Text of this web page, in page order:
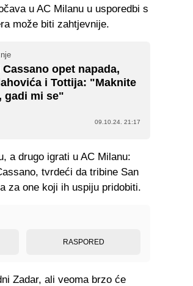
u AC Milanu u usporedbi s
može biti zahtjevnije.
opet napada,
i Tottija: "Maknite
gadi mi se"
09.10.24. 21:17
a drugo igrati u AC Milanu:
tvrdeći da tribine San
za one koji ih uspiju pridobiti.
RASPORED
Zadar, ali veoma brzo će